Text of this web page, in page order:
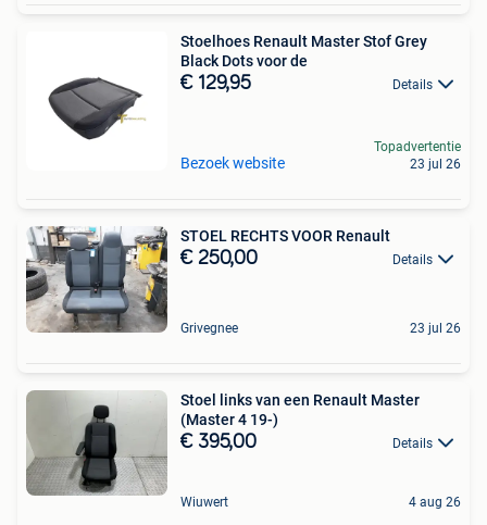
Stoelhoes Renault Master Stof Grey
Black Dots voor de
€ 129,95 Details
Bezoek website
Topadvertentie
23 jul 26
STOEL RECHTS VOOR Renault
€ 250,00 Details
Grivegnee 23 jul 26
Stoel links van een Renault Master
(Master 4 19-)
€ 395,00 Details
Wiuwert 4 aug 26